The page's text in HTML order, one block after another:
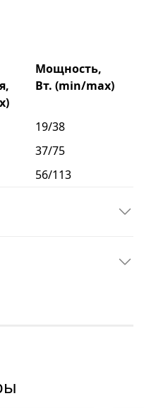
Мощность,
Вт. (min/max)
19/38
37/75
56/113